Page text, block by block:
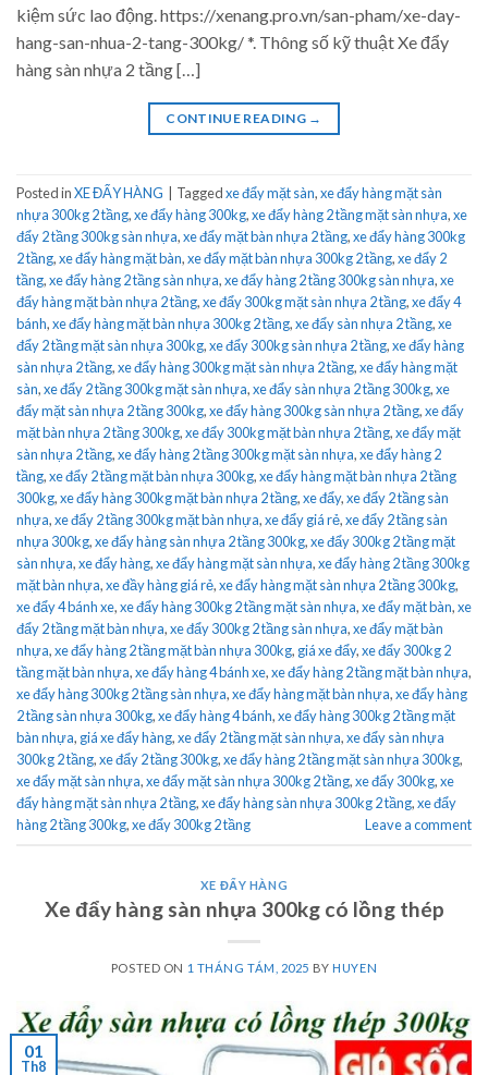
kiệm sức lao động. https://xenang.pro.vn/san-pham/xe-day-
hang-san-nhua-2-tang-300kg/ *. Thông số kỹ thuật Xe đẩy
hàng sàn nhựa 2 tầng […]
CONTINUE READING →
Posted inXE ĐẨY HÀNG Taggedxe đẩy mặt sàn,xe đẩy hàng mặt sàn
nhựa 300kg 2 tầng,xe đẩy hàng 300kg,xe đẩy hàng 2 tầng mặt sàn nhựa,xe
đẩy 2 tầng 300kg sàn nhựa,xe đẩy mặt bàn nhựa 2 tầng,xe đẩy hàng 300kg
2 tầng,xe đẩy hàng mặt bàn,xe đẩy mặt bàn nhựa 300kg 2 tầng,xe đẩy 2
tầng,xe đẩy hàng 2 tầng sàn nhựa,xe đẩy hàng 2 tầng 300kg sàn nhựa,xe
đẩy hàng mặt bàn nhựa 2 tầng,xe đẩy 300kg mặt sàn nhựa 2 tầng,xe đẩy 4
bánh,xe đẩy hàng mặt bàn nhựa 300kg 2 tầng,xe đẩy sàn nhựa 2 tầng,xe
đẩy 2 tầng mặt sàn nhựa 300kg,xe đẩy 300kg sàn nhựa 2 tầng,xe đẩy hàng
sàn nhựa 2 tầng,xe đẩy hàng 300kg mặt sàn nhựa 2 tầng,xe đẩy hàng mặt
sàn,xe đẩy 2 tầng 300kg mặt sàn nhựa,xe đẩy sàn nhựa 2 tầng 300kg,xe
đẩy mặt sàn nhựa 2 tầng 300kg,xe đẩy hàng 300kg sàn nhựa 2 tầng,xe đẩy
mặt bàn nhựa 2 tầng 300kg,xe đẩy 300kg mặt bàn nhựa 2 tầng,xe đẩy mặt
sàn nhựa 2 tầng,xe đẩy hàng 2 tầng 300kg mặt sàn nhựa,xe đẩy hàng 2
tầng,xe đẩy 2 tầng mặt bàn nhựa 300kg,xe đẩy hàng mặt bàn nhựa 2 tầng
300kg,xe đẩy hàng 300kg mặt bàn nhựa 2 tầng,xe đẩy,xe đẩy 2 tầng sàn
nhựa,xe đẩy 2 tầng 300kg mặt bàn nhựa,xe đẩy giá rẻ,xe đẩy 2 tầng sàn
nhựa 300kg,xe đẩy hàng sàn nhựa 2 tầng 300kg,xe đẩy 300kg 2 tầng mặt
sàn nhựa,xe đẩy hàng,xe đẩy hàng mặt sàn nhựa,xe đẩy hàng 2 tầng 300kg
mặt bàn nhựa,xe đầy hàng giá rẻ,xe đẩy hàng mặt sàn nhựa 2 tầng 300kg,
xe đẩy 4 bánh xe,xe đẩy hàng 300kg 2 tầng mặt sàn nhựa,xe đẩy mặt bàn,xe
đẩy 2 tầng mặt bàn nhựa,xe đẩy 300kg 2 tầng sàn nhựa,xe đẩy mặt bàn
nhựa,xe đẩy hàng 2 tầng mặt bàn nhựa 300kg, giá xe đẩy,xe đẩy 300kg 2
tầng mặt bàn nhựa,xe đẩy hàng 4 bánh xe,xe đẩy hàng 2 tầng mặt bàn nhựa,
xe đẩy hàng 300kg 2 tầng sàn nhựa,xe đẩy hàng mặt bàn nhựa,xe đẩy hàng
2 tầng sàn nhựa 300kg,xe đẩy hàng 4 bánh,xe đẩy hàng 300kg 2 tầng mặt
bàn nhựa, giá xe đẩy hàng,xe đẩy 2 tầng mặt sàn nhựa,xe đẩy sàn nhựa
300kg 2 tầng,xe đẩy 2 tầng 300kg,xe đẩy hàng 2 tầng mặt sàn nhựa 300kg,
xe đẩy mặt sàn nhựa,xe đẩy mặt sàn nhựa 300kg 2 tầng,xe đẩy 300kg,xe
đẩy hàng mặt sàn nhựa 2 tầng,xe đẩy hàng sàn nhựa 300kg 2 tầng,xe đẩy
hàng 2 tầng 300kg,xe đẩy 300kg 2 tầng Leave a comment
XE ĐẨY HÀNG
Xe đẩy hàng sàn nhựa 300kg có lồng thép
POSTED ON 1 THÁNG TÁM, 2025 BYHUYEN
01
Th8